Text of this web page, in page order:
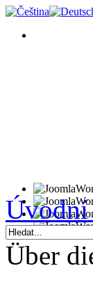
Úvodní
Über